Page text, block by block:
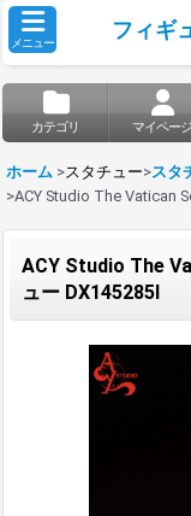
メニュー
フィギ
カテゴリ マイページ
ホーム >スタチュー>スタ
>ACY Studio The Vatican
ACY Studio The
ュー DX145285I